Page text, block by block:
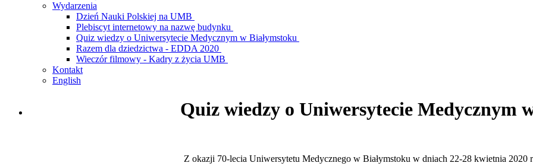
Wydarzenia
Dzień Nauki Polskiej na UMB
Plebiscyt internetowy na nazwę budynku
Quiz wiedzy o Uniwersytecie Medycznym w Białymstoku
Razem dla dziedzictwa - EDDA 2020
Wieczór filmowy - Kadry z życia UMB
Kontakt
English
Quiz wiedzy o Uniwersytecie Medycznym
Z okazji 70-lecia Uniwersytetu Medycznego w Białymstoku w dniach 22-28 kwietnia 2020